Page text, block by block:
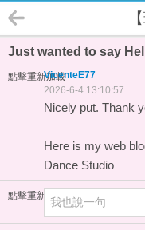
Just wanted to say
點擊重新加載VicenteE77
2026-6-4 13:10:57
Nicely put. Thank
Here is my web
Dance Studio
點擊重新加載